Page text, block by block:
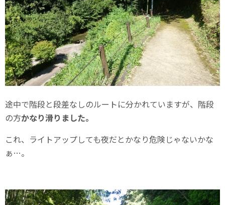
途中で階段と段差なしのルートに分かれていますが、階段
の方かなり滑りました。
これ、ライトアップしても夜だとかなり危険じゃないかな
ぁ…。